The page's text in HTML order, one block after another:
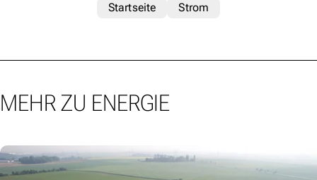
Startseite
Strom
MEHR ZU ENERGIE